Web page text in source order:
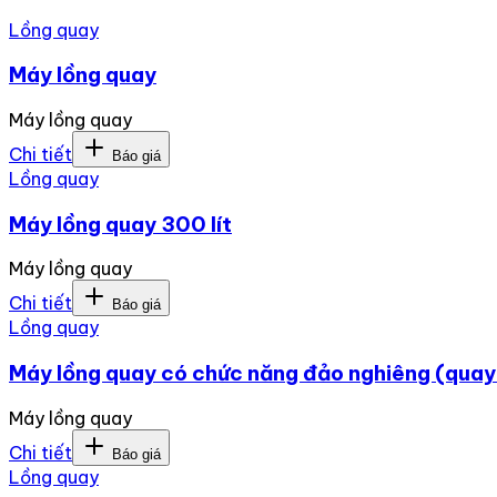
Lồng quay
Máy lồng quay
Máy lồng quay
Chi tiết
Báo giá
Lồng quay
Máy lồng quay 300 lít
Máy lồng quay
Chi tiết
Báo giá
Lồng quay
Máy lồng quay có chức năng đảo nghiêng
Máy lồng quay
Chi tiết
Báo giá
Lồng quay